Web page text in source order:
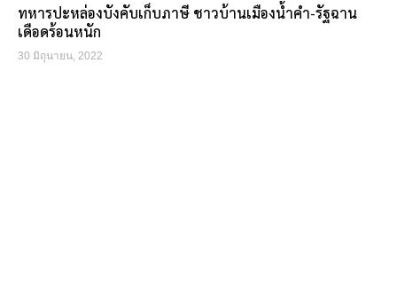
ทหารปะหล่องบังคับเก็บภาษี ชาวบ้านเมืองน้ำคำ-รัฐฉาน
เดือดร้อนหนัก
30 มิถุนายน, 2022